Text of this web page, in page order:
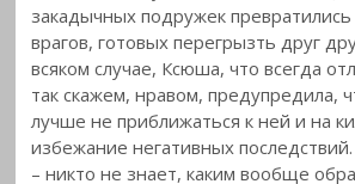
закадычных подружек превратились
врагов, готовых перегрызть друг
всяком случае, Ксюша, что всегда
так скажем, нравом, предупредила,
лучше не приближаться к ней и на
избежание негативных
– никто не знает, каким вообще